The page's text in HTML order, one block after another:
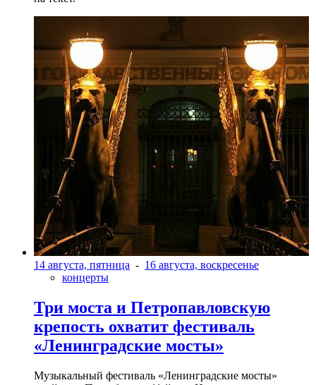
14 августа, пятница - 16 августа, воскресенье
концерты
Три моста и Петропавловскую
крепость охватит фестиваль
«Ленинградские мосты»
Музыкальный фестиваль «Ленинградские мосты»